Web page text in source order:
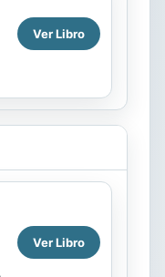
Ver Libro
Ver Libro